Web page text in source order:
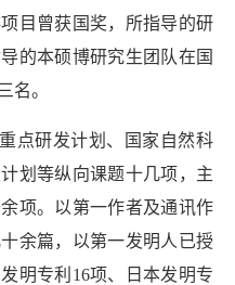
目曾获国奖，所指导的研
的本硕博研究生团队在国
名。
点研发计划、国家自然科
划等纵向课题十几项，主
项。以第一作者及通讯作
余篇，以第一发明人已授
明专利16项、日本发明专